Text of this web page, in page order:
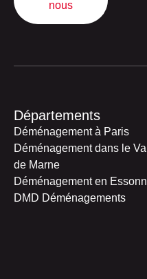
nous
Départements
Déménagement à Paris
Déménagement dans le Val
de Marne
Déménagement en
DMD Déménagements